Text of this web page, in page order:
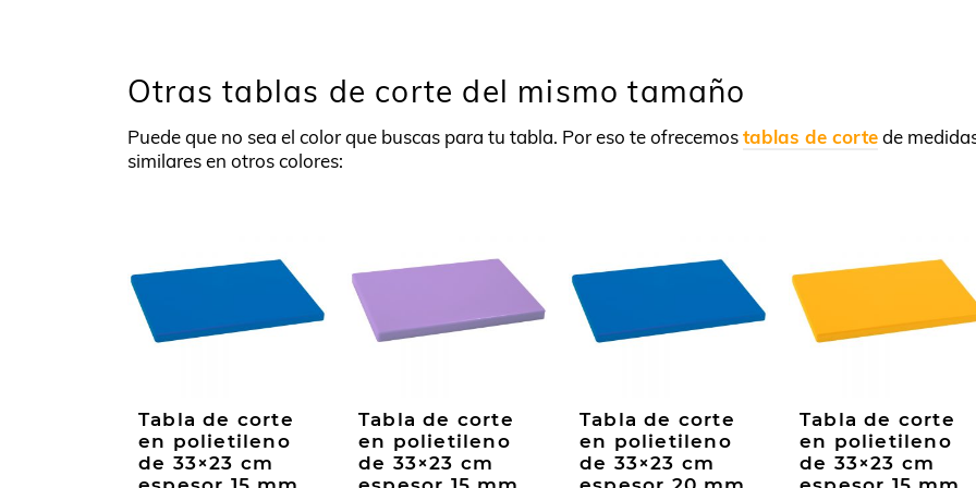
múltiples
variantes.
opciones
se
la
página
de
producto
Otras tablas de corte del mismo tamaño
Puede que no sea el color que buscas para tu tabla. Por eso te ofrecemostablas de cortede
similares en otros colores:
Tabla de corte
en polietileno
de 33×23 cm
Tabla de corte
en polietileno
de 33×23 cm
Tabla de corte
en polietileno
de 33×23 cm
Tabla de corte
en polietileno
de 33×23 cm